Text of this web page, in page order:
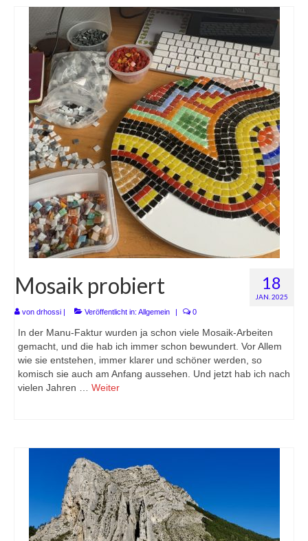
18
JAN. 2025
Mosaik probiert
von drhossi Veröffentlicht in: Allgemein 0
In der Manu-Faktur wurden ja schon viele Mosaik-Arbeiten
gemacht, und die hab ich immer schon bewundert. Vor Allem
wie sie entstehen, immer klarer und schöner werden, so
komisch sie auch am Anfang aussehen. Und jetzt hab ich nach
vielen Jahren … Weiter